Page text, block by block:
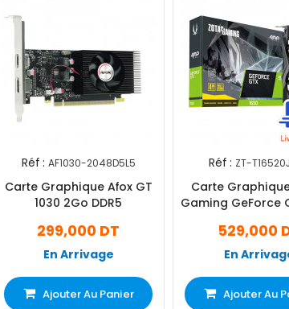
Réf : AF1030-2048D5L5
Carte Graphique Afox GT
1030 2Go DDR5
299,000 DT
En Arrivage
Ajouter Au Panier
Réf : ZT-
Carte
Gaming GeForce
529,000
En
Ajouter Au